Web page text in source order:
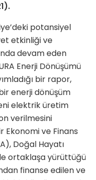
potansiyel
etkinliği ve
devam eden
Enerji Dönüşümü
bir rapor,
enerji dönüşüm
elektrik üretim
verilmesini
Ekonomi ve Finans
Doğal Hayatı
ortaklaşa yürüttüğü
finanse edilen ve